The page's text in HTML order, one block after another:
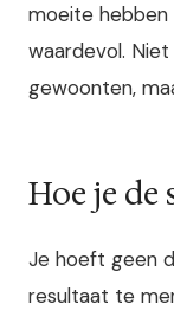
moeite hebben
waardevol.
gewoonten,
Hoe je de
Je hoeft geen
resultaat te